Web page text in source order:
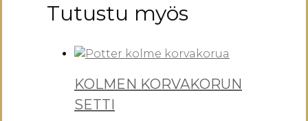
Tutustu myös
KOLMEN KORVAKORUN
SETTI